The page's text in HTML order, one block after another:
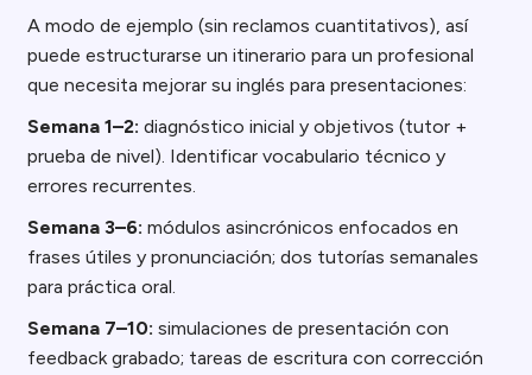
A modo de ejemplo (sin reclamos cuantitativos), así
puede estructurarse un itinerario para un profesional
que necesita mejorar su inglés para presentaciones:
Semana 1–2: diagnóstico inicial y objetivos (tutor +
prueba de nivel). Identificar vocabulario técnico y
errores recurrentes.
Semana 3–6: módulos asincrónicos enfocados en
frases útiles y pronunciación; dos tutorías semanales
para práctica oral.
Semana 7–10: simulaciones de presentación con
feedback grabado; tareas de escritura con corrección